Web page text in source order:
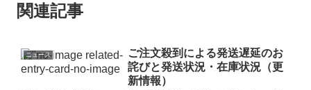
関連記事
ニュース
ご注文殺到による発送遅延のお
詫びと発送状況・在庫状況（更
新情報）